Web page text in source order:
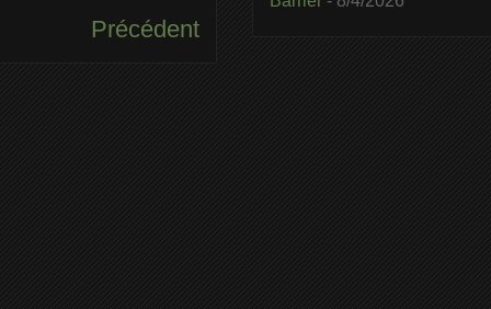
Précédent